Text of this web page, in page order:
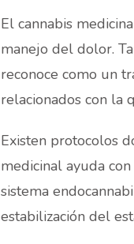
El cannabis
manejo del dolor.
reconoce como un
relacionados con la
Existen protocolos
medicinal ayuda
sistema
estabilización del